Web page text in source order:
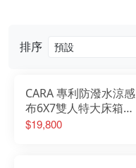
排序
CARA 專利防潑水涼感
布6X7雙人特大床箱式
床組(搭配無抽屜床底)
$19,800